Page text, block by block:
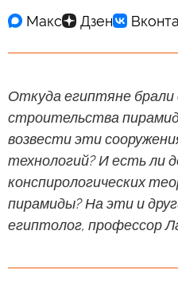
Откуда египтяне брали
строительства
возвести эти
технологий? И есть ли
конспирологических
пирамиды? На эти и
египтолог, профессор